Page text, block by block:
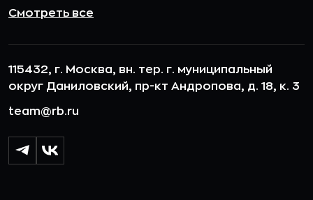
Смотреть все
115432, г. Москва, вн. тер. г. муниципальный
округ Даниловский, пр-кт Андропова, д. 18, к. 3
team@rb.ru